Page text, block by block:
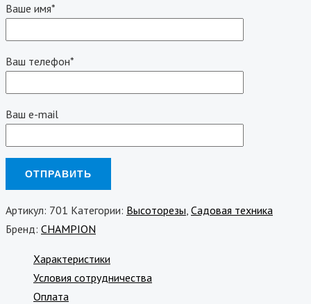
Ваше имя*
Ваш телефон*
Ваш e-mail
Артикул: 701 Категории: Высоторезы Садовая техника
Бренд: CHAMPION
Характеристики
Условия сотрудничества
Оплата